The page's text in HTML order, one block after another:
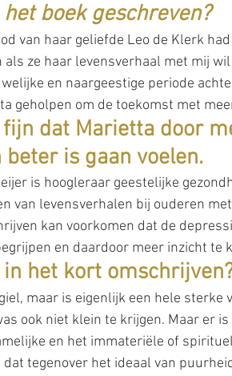
boek geschreven?
van haar geliefde Leo de Klerk
als ze haar levensverhaal met mij
en naargeestige periode
geholpen om de toekomst met
dat Marietta door
is gaan voelen.
is hoogleraar geestelijke
van levensverhalen bij ouderen
kan voorkomen dat de
en daardoor meer inzicht te
het kort
maar is eigenlijk een hele sterke
ook niet klein te krijgen. Maar er
en het immateriële of
tegenover het ideaal van